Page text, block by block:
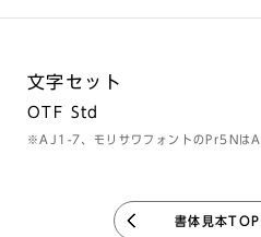
文字セット
OTF Std
※AJ1-7、モリサワフォントのPr5Nは
書体見本TOP